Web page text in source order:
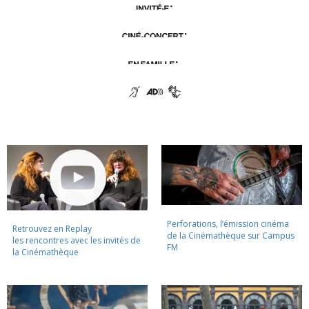
Retrouvez en Replay
les rencontres avec les invités de
la Cinémathèque
Perforations, l’émission cinéma
de la Cinémathèque sur Campus
FM